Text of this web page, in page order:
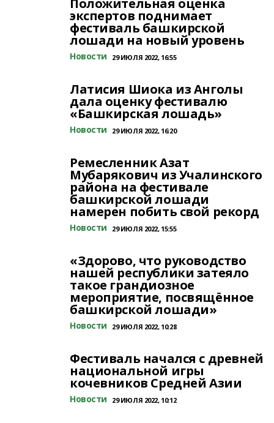
Положительная оценка
экспертов поднимает
фестиваль башкирской
лошади на новый уровень
Новости 29 ИЮЛЯ 2022, 16:55
Латисия Шиока из Анголы
дала оценку фестивалю
«Башкирская лошадь»
Новости 29 ИЮЛЯ 2022, 16:20
Ремесленник Азат
Мубарякович из Учалинского
района на фестивале
башкирской лошади
намерен побить свой рекорд
Новости 29 ИЮЛЯ 2022, 15:55
«Здорово, что руководство
нашей республики затеяло
такое грандиозное
мероприятие, посвящённое
башкирской лошади»
Новости 29 ИЮЛЯ 2022, 10:28
Фестиваль начался с древней
национальной игры
кочевников Средней Азии
Новости 29 ИЮЛЯ 2022, 10:12